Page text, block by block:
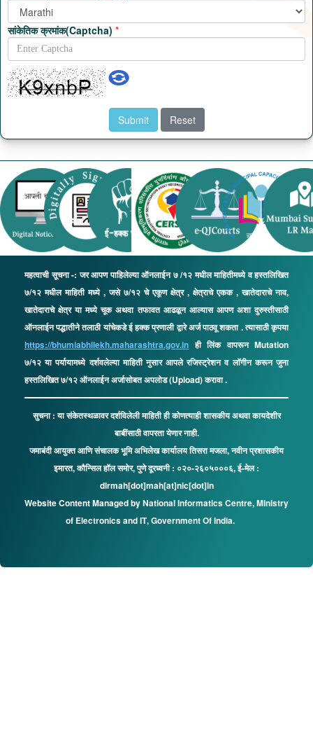
सांकेतिक क्रमांक(Captcha) *
महत्वाची सूचना -: जर आपण पाहिलेल्या ऑनलाईन ७ /१२ मधील माहितीमध्ये व हस्तलिखित
७/१२ मधील माहिती मध्ये , जसे ७/१२ चे एकूण क्षेत्र , क्षेत्राचे एकक , खातेदाराचे नाव,
खातेदाराचे क्षेत्र या मध्ये चूक अथवा तफावत आढळून आल्यास आपण अशा दुरुस्तीसाठी
ऑनलाईन पद्धातीने तलाठी यांचेकडे ई हक्क प्रणाली द्वारे अर्ज पाठवू शकता . त्यासाठी कृपया
https://bhumiabhilekh.maharashtra.gov.in ही लिंक वापरून Mutation
७/१२ या पर्यायामध्ये दर्शवलेल्या माहिती नुसार आपले रजिस्ट्रेशन व लॉगीन करून जुना
हस्तलिखित ७/१२ ऑनलाईन अर्जासोबत अपलोड (Upload) करावा .
सुचना : या संकेतस्थळावर दर्शविलेली माहिती ही कोणत्याही शासकीय अथवा कायदेशीर
बाबींसाठी वापरता येणार नाही.
जमाबंदी आयुक्त आणि संचालक भूमि अभिलेख कार्यालय तिसरा मजला, नवीन प्रशासकीय
इमारत, कौन्सिल हॉल समोर, पुणे दूरध्वनी : ०२०-२६०५०००६, ई-मेल :
dlrmah[dot]mah[at]nic[dot]in
Website Content Managed byNational Informatics Centre,Ministry
of Electronics and IT,Government Of India.